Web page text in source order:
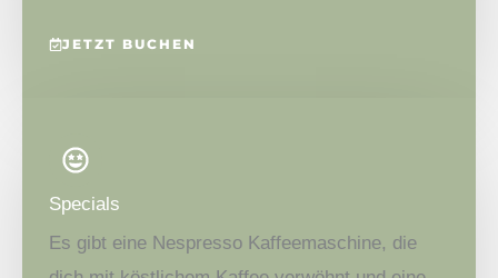
JETZT BUCHEN
Specials
Es gibt eine Nespresso Kaffeemaschine, die